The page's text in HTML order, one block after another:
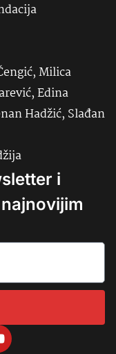
Milica
Edina
Hadžić, Slađan
i